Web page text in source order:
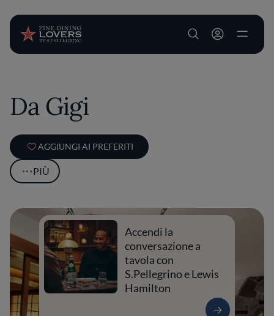
User account
Da Gigi
AGGIUNGI AI PREFERITI
PIÙ
Accendi la
conversazione a
tavola con
S.Pellegrino e Lewis
Hamilton